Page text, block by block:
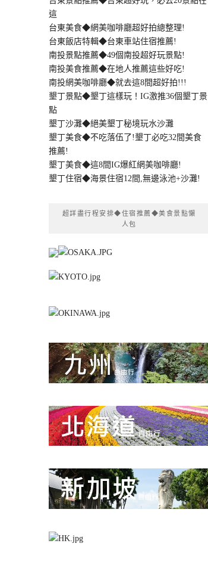
這
台東美食◆網美咖啡廳超好拍總整理!
台東飯店特輯◆台東車站住宿推薦!
南投景點推薦◆49個南投超好玩景點!
南投美食推薦◆在地人推薦這些好吃!
南投網美咖啡廳◆就去這8間超好拍!!!
墾丁景點◆墾丁這樣玩！IG激推36個墾丁景
點
墾丁沙灘◆絕美墾丁秘境玩水沙灘
墾丁美食◆不吃落伍了!墾丁必吃32間美食
推薦!
墾丁美食◆這8間IG爆紅網美咖啡廳!
墾丁住宿◆海景住宿12間,無邊泳池+沙灘!
超詳盡行程安排◆住宿推薦◆美食景點懶
人包